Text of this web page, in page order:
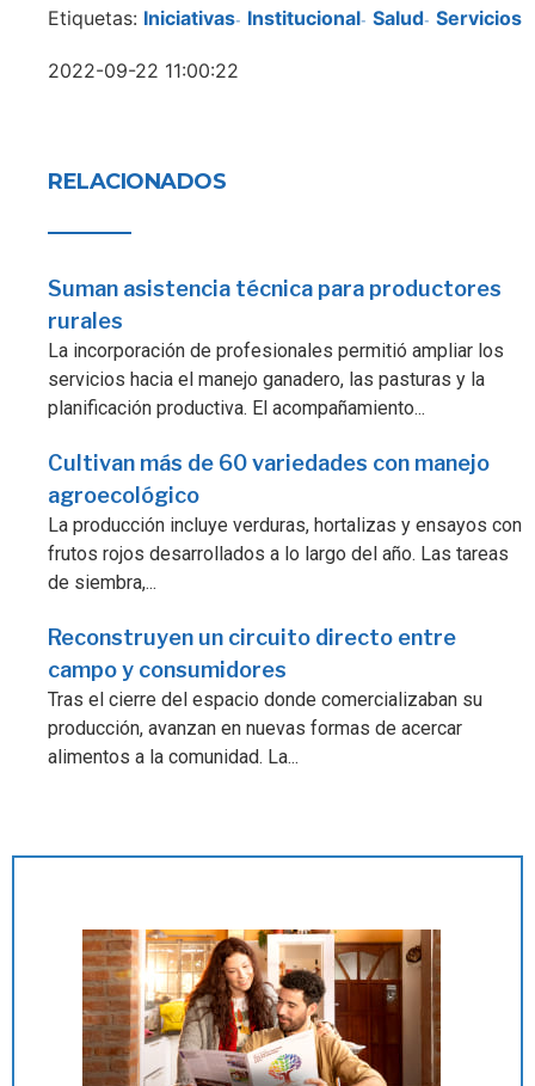
Etiquetas: Iniciativas- Institucional- Salud- Servicios
2022-09-22 11:00:22
RELACIONADOS
Suman asistencia técnica para productores
rurales
La incorporación de profesionales permitió ampliar los
servicios hacia el manejo ganadero, las pasturas y la
planificación productiva. El acompañamiento...
Cultivan más de 60 variedades con manejo
agroecológico
La producción incluye verduras, hortalizas y ensayos con
frutos rojos desarrollados a lo largo del año. Las tareas
de siembra,...
Reconstruyen un circuito directo entre
campo y consumidores
Tras el cierre del espacio donde comercializaban su
producción, avanzan en nuevas formas de acercar
alimentos a la comunidad. La...